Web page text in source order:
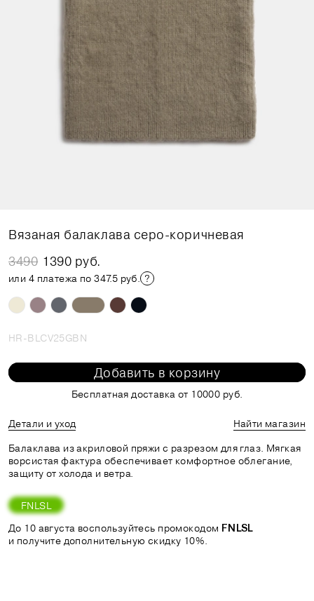
Вязаная балаклава серо-коричневая
3490 1390 руб.
или 4 платежа по 347.5 руб.
HR-BLCV25GBN
Добавить в корзину
Бесплатная доставка от 10000 руб.
Детали и уход
Найти магазин
Балаклава из акриловой пряжи с разрезом для глаз. Мягкая
ворсистая фактура обеспечивает комфортное облегание,
защиту от холода и ветра.
FNLSL
До 10 августа воспользуйтесь промокодом FNLSL
и получите дополнительную скидку 10%.